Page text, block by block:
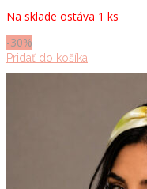
bola:
je:
Na sklade ostáva 1 ks
-30%
Pridať do košíka